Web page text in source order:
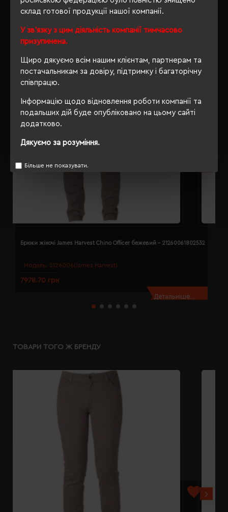
склад готової продукції нашої компанії.
У зв'язку з цим діяльність компанії тимчасово
призупинена.
Щиро дякуємо всім нашим клієнтам, партнерам та
постачальникам за довіру, підтримку і багаторічну
співпрацю.
Інформацію щодо відновлення роботи компанії та
подальших дій буде опубліковано на цьому сайті
додатково.
Дякуємо за розуміння.
Більше не показувати.
Модель: 2126006(James Harvest)
Брюки жіночі James Harvest Chino Officer бежевий - 21260061802532
7978.70 грн
Детальніше...
ТОВАРИ ТОГО Ж БРЕНДУ